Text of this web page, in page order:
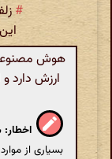
#
هوش
ارزش دارد
اخطار:
بسیاری از